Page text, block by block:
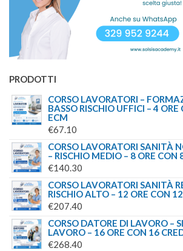
PRODOTTI
CORSO LAVORATORI –
BASSO RISCHIO UFFICI – 4 ORE
ECM
€67.10
CORSO LAVORATORI SANITÀ
– RISCHIO MEDIO – 8 ORE CON
€140.30
CORSO LAVORATORI SANITÀ
RISCHIO ALTO – 12 ORE CON
€207.40
CORSO DATORE DI LAVORO –
LAVORO – 16 ORE CON 16
€268.40